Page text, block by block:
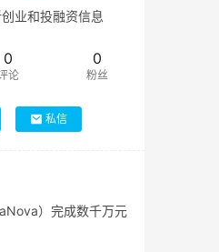
业和投融资信息
0
论
0
粉丝
私信
）完成数千万元